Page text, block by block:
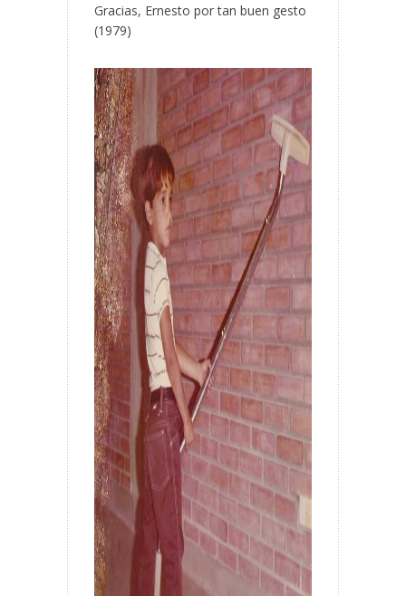
Gracias, Ernesto por tan buen gesto
(1979)